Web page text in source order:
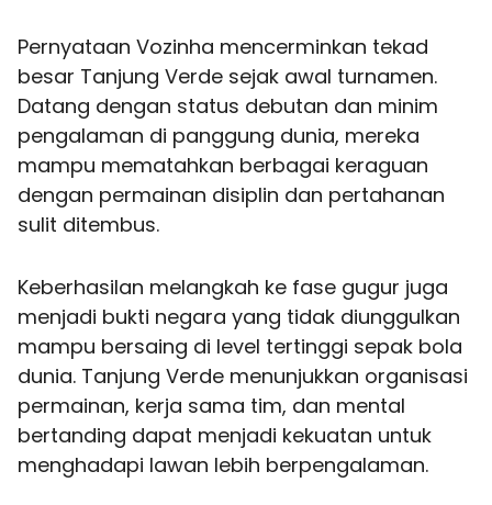
Pernyataan Vozinha mencerminkan tekad
besar Tanjung Verde sejak awal turnamen.
Datang dengan status debutan dan minim
pengalaman di panggung dunia, mereka
mampu mematahkan berbagai keraguan
dengan permainan disiplin dan pertahanan
sulit ditembus.
Keberhasilan melangkah ke fase gugur juga
menjadi bukti negara yang tidak diunggulkan
mampu bersaing di level tertinggi sepak bola
dunia. Tanjung Verde menunjukkan organisasi
permainan, kerja sama tim, dan mental
bertanding dapat menjadi kekuatan untuk
menghadapi lawan lebih berpengalaman.